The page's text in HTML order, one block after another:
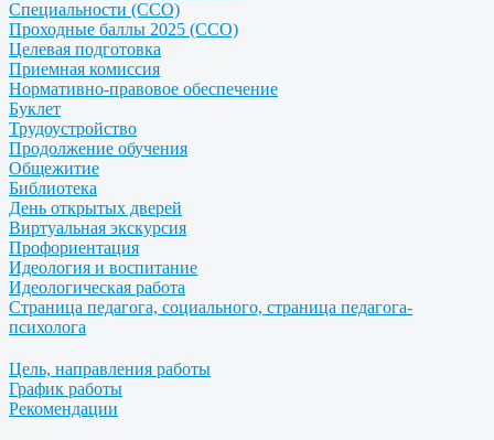
Специальности (ССО)
Проходные баллы 2025 (ССО)
Целевая подготовка
Приемная комиссия
Нормативно-правовое обеспечение
Буклет
Трудоустройство
Продолжение обучения
Общежитие
Библиотека
День открытых дверей
Виртуальная экскурсия
Профориентация
Идеология и воспитание
Идеологическая работа
Страница педагога, социального, страница педагога-
психолога
Цель, направления работы
График работы
Рекомендации